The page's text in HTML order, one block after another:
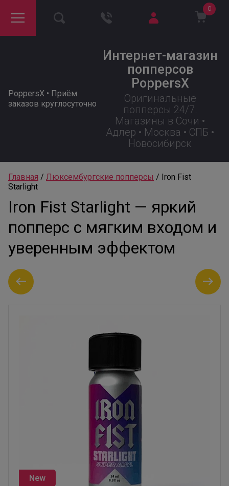
0
PoppersX • Приём
заказов круглосуточно
Интернет-магазин
попперсов
PoppersX
Оригинальные
попперсы 24/7.
Магазины в Сочи •
Адлер • Москва • СПБ •
Новосибирск
Главная / Люксембургские попперсы / Iron Fist
Starlight
Iron Fist Starlight — яркий
попперс с мягким входом и
уверенным эффектом
New